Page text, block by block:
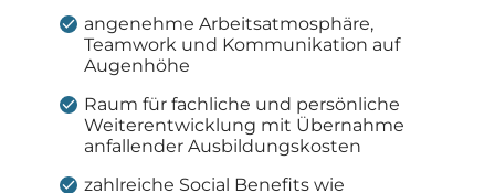
angenehme Arbeitsatmosphäre,
Teamwork und Kommunikation auf
Augenhöhe
Raum für fachliche und persönliche
Weiterentwicklung mit Übernahme
anfallender Ausbildungskosten
zahlreiche Social Benefits wie